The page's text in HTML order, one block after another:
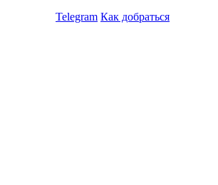
Telegram Как добраться